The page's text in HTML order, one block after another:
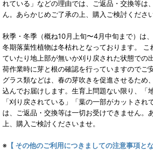
れている」などの理由では、ご返品・交換等は
ん。あらかじめご了承の上、購入ご検討くださ
秋季・冬季（概ね10月上旬〜4月中旬まで）は
冬期落葉性植物は冬枯れとなっております。 こ
ていたり地上部が無いか刈り戻された状態での
荷作業時に芽と根の確認を行っていますのでご
グラス類などは、春の芽吹きを促進させるため
込んでお届けします。生育上問題ない限り、「
「刈り戻されている」「葉の一部がカットされ
は、ご返品・交換等は一切お受けできません。
上、購入ご検討くださいませ。
※ 【 その他のご利用につきましての注意事項とな